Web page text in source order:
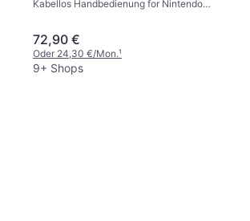
Kabellos Handbedienung for Nintendo
72,90 €
Oder 24,30 €/Mon.¹
9+ Shops